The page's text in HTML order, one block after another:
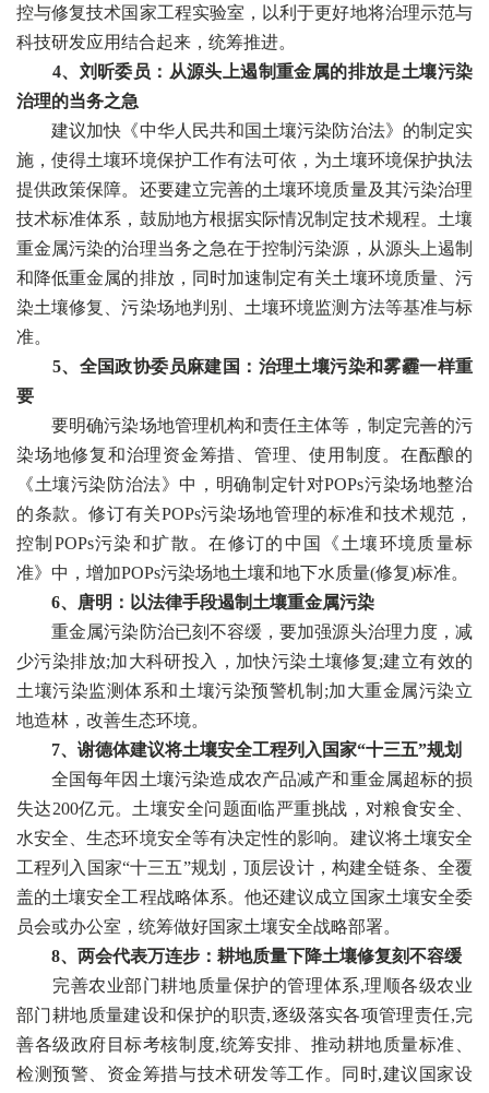
控与修复技术国家工程实验室，以利于更好地将治理示范与
科技研发应用结合起来，统筹推进。
4、刘昕委员：从源头上遏制重金属的排放是土壤污染
治理的当务之急
建议加快《中华人民共和国土壤污染防治法》的制定实
施，使得土壤环境保护工作有法可依，为土壤环境保护执法
提供政策保障。还要建立完善的土壤环境质量及其污染治理
技术标准体系，鼓励地方根据实际情况制定技术规程。土壤
重金属污染的治理当务之急在于控制污染源，从源头上遏制
和降低重金属的排放，同时加速制定有关土壤环境质量、污
染土壤修复、污染场地判别、土壤环境监测方法等基准与标
准。
5、全国政协委员麻建国：治理土壤污染和雾霾一样重
要
要明确污染场地管理机构和责任主体等，制定完善的污
染场地修复和治理资金筹措、管理、使用制度。在酝酿的
《土壤污染防治法》中，明确制定针对POPs污染场地整治
的条款。修订有关POPs污染场地管理的标准和技术规范，
控制POPs污染和扩散。在修订的中国《土壤环境质量标
准》中，增加POPs污染场地土壤和地下水质量(修复)标准。
6、唐明：以法律手段遏制土壤重金属污染
重金属污染防治已刻不容缓，要加强源头治理力度，减
少污染排放;加大科研投入，加快污染土壤修复;建立有效的
土壤污染监测体系和土壤污染预警机制;加大重金属污染立
地造林，改善生态环境。
7、谢德体建议将土壤安全工程列入国家“十三五”规划
全国每年因土壤污染造成农产品减产和重金属超标的损
失达200亿元。土壤安全问题面临严重挑战，对粮食安全、
水安全、生态环境安全等有决定性的影响。建议将土壤安全
工程列入国家“十三五”规划，顶层设计，构建全链条、全覆
盖的土壤安全工程战略体系。他还建议成立国家土壤安全委
员会或办公室，统筹做好国家土壤安全战略部署。
8、两会代表万连步：耕地质量下降土壤修复刻不容缓
完善农业部门耕地质量保护的管理体系,理顺各级农业
部门耕地质量建设和保护的职责,逐级落实各项管理责任,完
善各级政府目标考核制度,统筹安排、推动耕地质量标准、
检测预警、资金筹措与技术研发等工作。同时,建议国家设